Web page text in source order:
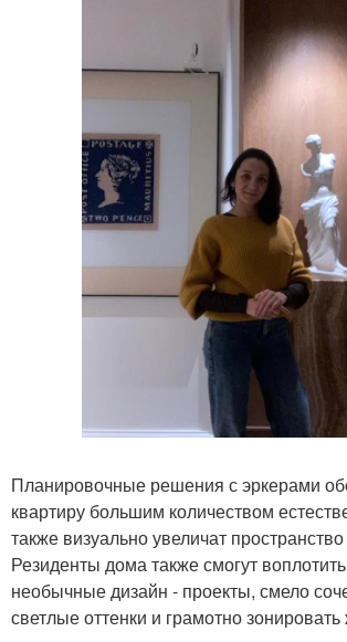
Планировочные решения с эркерами
квартиру большим количеством
также визуально увеличат
Резиденты дома также смогут
необычные дизайн - проекты, смело
светлые оттенки и грамотно